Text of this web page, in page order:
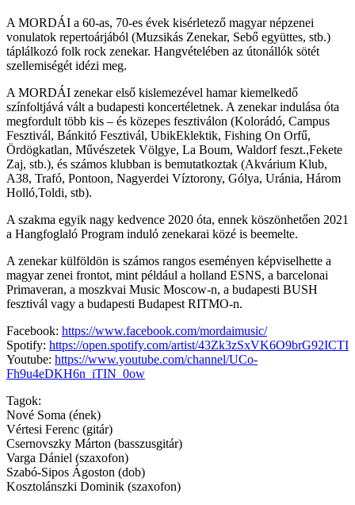
A MORDÁI a 60-as, 70-es évek kisérletező magyar népzenei
vonulatok repertoárjából (Muzsikás Zenekar, Sebő együttes, stb.)
táplálkozó folk rock zenekar. Hangvételében az útonállók sötét
szellemiségét idézi meg.
A MORDÁI zenekar első kislemezével hamar kiemelkedő
színfoltjává vált a budapesti koncertéletnek. A zenekar indulása óta
megfordult több kis – és közepes fesztiválon (Kolorádó, Campus
Fesztivál, Bánkitó Fesztivál, UbikEklektik, Fishing On Orfű,
Ördögkatlan, Művészetek Völgye, La Boum, Waldorf feszt.,Fekete
Zaj, stb.), és számos klubban is bemutatkoztak (Akvárium Klub,
A38, Trafó, Pontoon, Nagyerdei Víztorony, Gólya, Uránia, Három
Holló,Toldi, stb).
A szakma egyik nagy kedvence 2020 óta, ennek köszönhetően 2021
a Hangfoglaló Program induló zenekarai közé is beemelte.
A zenekar külföldön is számos rangos eseményen képviselhette a
magyar zenei frontot, mint például a holland ESNS, a barcelonai
Primaveran, a moszkvai Music Moscow-n, a budapesti BUSH
fesztivál vagy a budapesti Budapest RITMO-n.
Facebook: https://www.facebook.com/mordaimusic/
Spotify: https://open.spotify.com/artist/43Zk3zSxVK6O9brG92ICTI
Youtube: https://www.youtube.com/channel/UCo-
Fh9u4eDKH6n_iTIN_0ow
Tagok:
Nové Soma (ének)
Vértesi Ferenc (gitár)
Csernovszky Márton (basszusgitár)
Varga Dániel (szaxofon)
Szabó-Sipos Ágoston (dob)
Kosztolánszki Dominik (szaxofon)